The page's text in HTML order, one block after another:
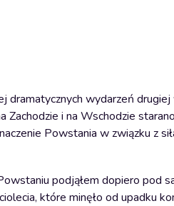
dramatycznych wydarzeń
Zachodzie i na Wschodzie
Powstania w związku z
podjąłem dopiero pod
które minęło od upadku